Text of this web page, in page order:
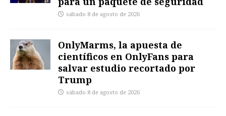
sábado 8 de agosto de 2026
OnlyMarms, la apuesta de
científicos en OnlyFans para
salvar estudio recortado por
Trump
sábado 8 de agosto de 2026